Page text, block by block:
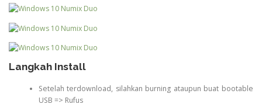
Langkah Install
Setelah terdownload, silahkan burning ataupun buat bootable
USB => Rufus